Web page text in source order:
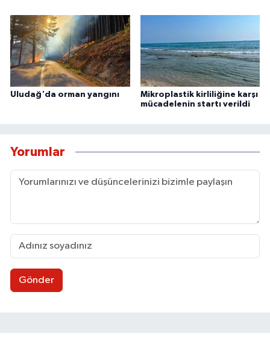
Uludağ'da orman yangını
Mikroplastik kirliliğine karşı
mücadelenin startı verildi
Yorumlar
Gönder